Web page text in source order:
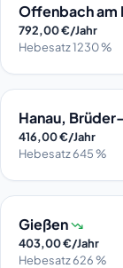
Offenbach am
792,00 €/Jahr
Hebesatz 1230 %
Hanau,
416,00 €/Jahr
Hebesatz 645 %
Gießen
403,00 €/Jahr
Hebesatz 626 %